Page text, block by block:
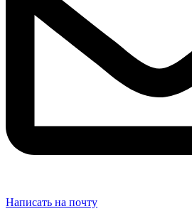
Написать на почту